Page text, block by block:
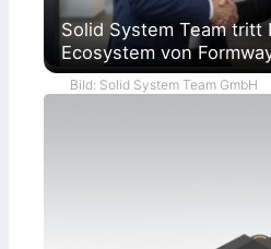
Solid System Team tritt
Ecosystem von
Bild: Solid System Team GmbH